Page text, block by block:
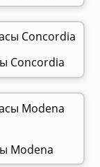
Concordia
Modena